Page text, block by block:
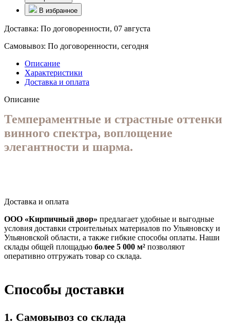
В избранное
Доставка: По договоренности, 07 августа
Самовывоз: По договоренности, сегодня
Описание
Характеристики
Доставка и оплата
Описание
Темпераментные и страстные оттенки
винного спектра, воплощение
элегантности и шарма.
Доставка и оплата
ООО «Кирпичный двор» предлагает удобные и выгодные
условия доставки строительных материалов по Ульяновску и
Ульяновской области, а также гибкие способы оплаты. Наши
склады общей площадью более 5 000 м² позволяют
оперативно отгружать товар со склада.
Способы доставки
1. Самовывоз со склада